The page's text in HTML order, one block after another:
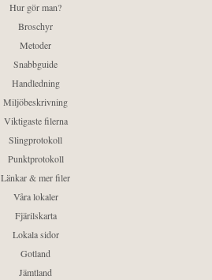
Hur gör man?
Broschyr
Metoder
Snabbguide
Handledning
Miljöbeskrivning
Viktigaste filerna
Slingprotokoll
Punktprotokoll
Länkar & mer filer
Våra lokaler
Fjärilskarta
Lokala sidor
Gotland
Jämtland